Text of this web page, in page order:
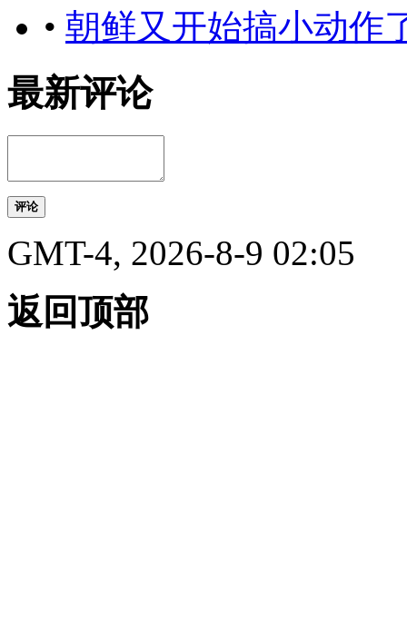
• 朝鲜又开始搞小动作
最新评论
评论
GMT-4, 2026-8-9 02:05
返回顶部